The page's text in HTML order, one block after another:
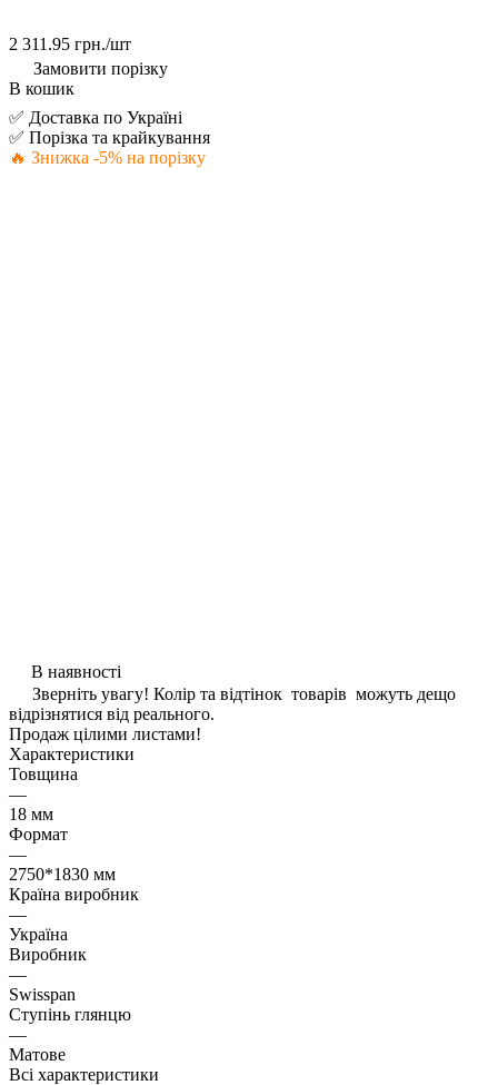
2 311.95 грн./шт
Замовити порізку
В кошик
✅ Доставка по Україні
✅ Порізка та крайкування
🔥 Знижка -5% на порізку
В наявності
Зверніть увагу! Колір та відтінок товарів можуть дещо
відрізнятися від реального.
Продаж цілими листами!
Характеристики
Товщина
—
18 мм
Формат
—
2750*1830 мм
Країна виробник
—
Україна
Виробник
—
Swisspan
Ступінь глянцю
—
Матове
Всі характеристики